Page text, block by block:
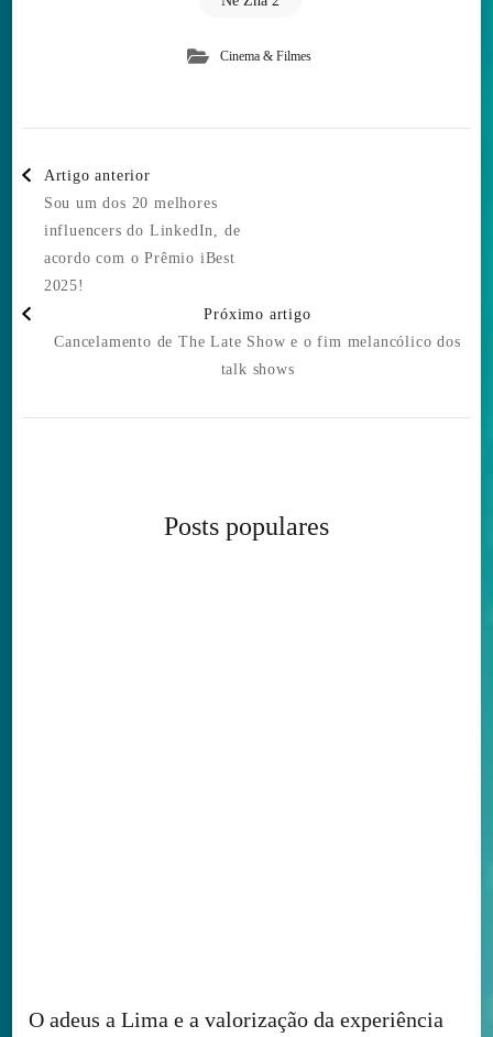
Cinema & Filmes
Post
Navigation
Artigo anterior
Sou um dos 20 melhores
influencers do LinkedIn, de
acordo com o Prêmio iBest
2025!
Próximo artigo
Cancelamento de The Late Show e o fim melancólico dos
talk shows
Posts populares
O adeus a Lima e a valorização da experiência